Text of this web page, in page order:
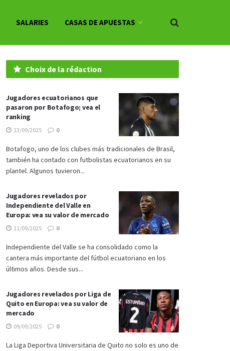
SALARIES CASAS DE APUESTAS
Choix de la rédaction
Jugadores ecuatorianos que
pasaron por Botafogo; vea el
ranking
13/09/2025 0
Botafogo, uno de los clubes más tradicionales de Brasil,
también ha contado con futbolistas ecuatorianos en su
plantel. Algunos tuvieron...
Jugadores revelados por
Independiente del Valle en
Europa: vea su valor de mercado
11/09/2025 0
Independiente del Valle se ha consolidado como la
cantera más importante del fútbol ecuatoriano en los
últimos años. Desde sus...
Jugadores revelados por Liga de
Quito en Europa: vea su valor de
mercado
09/09/2025 0
La Liga Deportiva Universitaria de Quito no solo es uno de